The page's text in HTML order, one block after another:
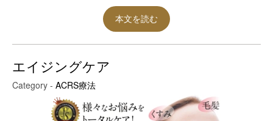
本文を読む
エイジングケア
Category - ACRS療法